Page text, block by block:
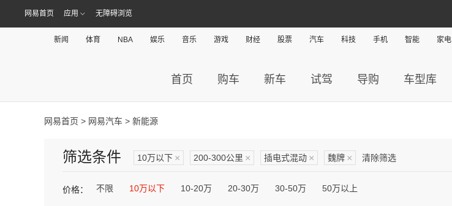
网易首页 应用 无障碍浏览
新闻 体育 NBA 娱乐 音乐 游戏 财经 股票 汽车 科技 手机 智能 家电
首页 购车 新车 试驾 导购 车型库
网易首页 > 网易汽车 > 新能源
筛选条件 10万以下 × 200-300公里 × 插电式混动 × 魏牌 × 清除筛选
价格： 不限 10万以下 10-20万 20-30万 30-50万 50万以上